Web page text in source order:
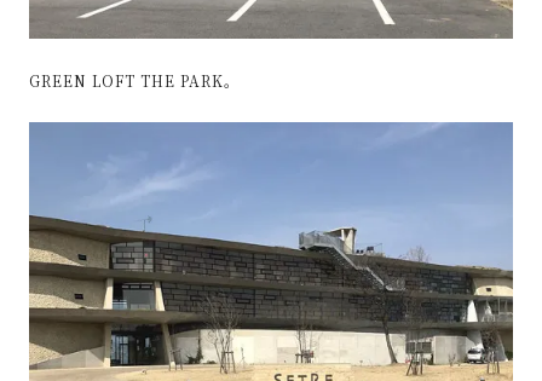
GREEN LOFT THE PARK。